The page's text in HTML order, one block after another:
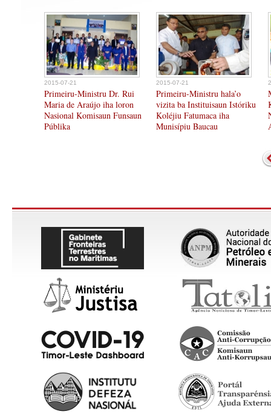
2015-07-21
Primeiru-Ministru Dr. Rui
Maria de Araújo iha loron
Nasional Komisaun Funsaun
Públika
2015-07-21
Primeiru-Ministru hala’o
vizita ba Instituisaun Istóriku
Koléjiu Fatumaca iha
Munisípiu Baucau